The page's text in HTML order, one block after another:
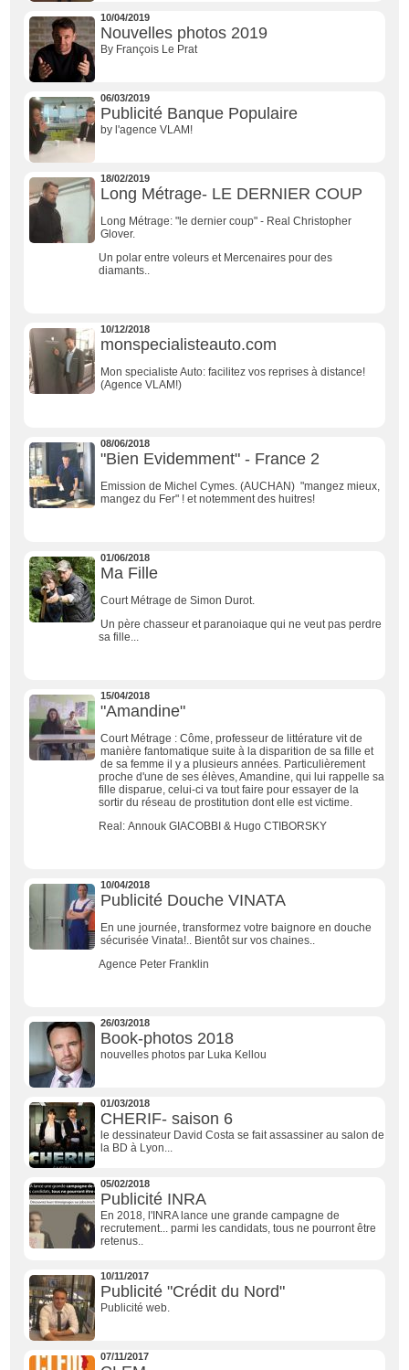
10/04/2019
Nouvelles photos 2019
By François Le Prat
06/03/2019
Publicité Banque Populaire
by l'agence VLAM!
18/02/2019
Long Métrage- LE DERNIER COUP
Long Métrage: "le dernier coup" - Real Christopher
Glover.
Un polar entre voleurs et Mercenaires pour des
diamants..
10/12/2018
monspecialisteauto.com
Mon specialiste Auto: facilitez vos reprises à distance!
(Agence VLAM!)
08/06/2018
"Bien Evidemment" - France 2
Emission de Michel Cymes. (AUCHAN) "mangez mieux,
mangez du Fer" ! et notemment des huitres!
01/06/2018
Ma Fille
Court Métrage de Simon Durot.
Un père chasseur et paranoiaque qui ne veut pas perdre
sa fille...
15/04/2018
"Amandine"
Court Métrage : Côme, professeur de littérature vit de
manière fantomatique suite à la disparition de sa fille et
de sa femme il y a plusieurs années. Particulièrement
proche d'une de ses élèves, Amandine, qui lui rappelle sa
fille disparue, celui-ci va tout faire pour essayer de la
sortir du réseau de prostitution dont elle est victime.
Real: Annouk GIACOBBI & Hugo CTIBORSKY
10/04/2018
Publicité Douche VINATA
En une journée, transformez votre baignore en douche
sécurisée Vinata!.. Bientôt sur vos chaines..
Agence Peter Franklin
26/03/2018
Book-photos 2018
nouvelles photos par Luka Kellou
01/03/2018
CHERIF- saison 6
le dessinateur David Costa se fait assassiner au salon de
la BD à Lyon...
05/02/2018
Publicité INRA
En 2018, l'INRA lance une grande campagne de
recrutement... parmi les candidats, tous ne pourront être
retenus..
10/11/2017
Publicité "Crédit du Nord"
Publicité web.
07/11/2017